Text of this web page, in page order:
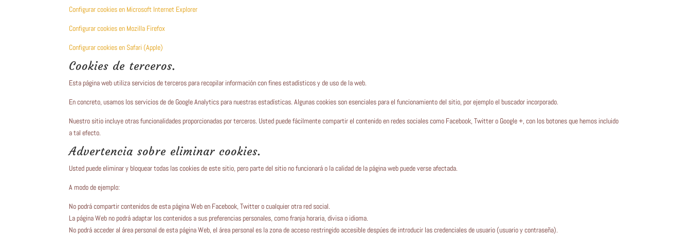
Configurar cookies en Microsoft Internet Explorer
Configurar cookies en Mozilla Firefox
Configurar cookies en Safari (Apple)
Cookies de terceros.
Esta página web utiliza servicios de terceros para recopilar información con fines estadísticos y de uso de la web.
En concreto, usamos los servicios de de Google Analytics para nuestras estadísticas. Algunas cookies son esenciales para el funcionamiento del sitio, por ejemplo el buscador incorporado.
Nuestro sitio incluye otras funcionalidades proporcionadas por terceros. Usted puede fácilmente compartir el contenido en redes sociales como Facebook, Twitter o Google +, con los botones que hemos incluido
a tal efecto.
Advertencia sobre eliminar cookies.
Usted puede eliminar y bloquear todas las cookies de este sitio, pero parte del sitio no funcionará o la calidad de la página web puede verse afectada.
A modo de ejemplo:
No podrá compartir contenidos de esta página Web en Facebook, Twitter o cualquier otra red social.
La página Web no podrá adaptar los contenidos a sus preferencias personales, como franja horaria, divisa o idioma.
No podrá acceder al área personal de esta página Web, el área personal es la zona de acceso restringido accesible despúes de introducir las credenciales de usuario (usuario y contraseña).